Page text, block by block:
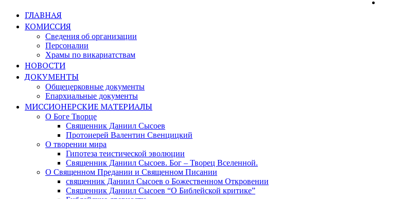
ГЛАВНАЯ
КОМИССИЯ
Сведения об организации
Персоналии
Храмы по викариатствам
НОВОСТИ
ДОКУМЕНТЫ
Общецерковные документы
Епархиальные документы
МИССИОНЕРСКИЕ МАТЕРИАЛЫ
О Боге Творце
Священник Даниил Сысоев
Протоиерей Валентин Свенцицкий
О творении мира
Гипотеза теистической эволюции
Священник Даниил Сысоев. Бог – Творец Вселенной.
О Священном Предании и Священном Писании
священник Даниил Сысоев о Божественном Откровении
Священник Даниил Сысоев “О Библейской критике”